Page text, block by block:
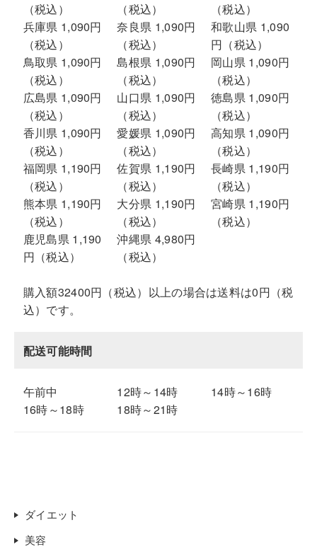
（税込）
（税込）
（税込）
兵庫県 1,090円
（税込）
奈良県 1,090円
（税込）
和歌山県 1,090
円（税込）
鳥取県 1,090円
（税込）
島根県 1,090円
（税込）
岡山県 1,090円
（税込）
広島県 1,090円
（税込）
山口県 1,090円
（税込）
徳島県 1,090円
（税込）
香川県 1,090円
（税込）
愛媛県 1,090円
（税込）
高知県 1,090円
（税込）
福岡県 1,190円
（税込）
佐賀県 1,190円
（税込）
長崎県 1,190円
（税込）
熊本県 1,190円
（税込）
大分県 1,190円
（税込）
宮崎県 1,190円
（税込）
鹿児島県 1,190
円（税込）
沖縄県 4,980円
（税込）
購入額32400円（税込）以上の場合は送料は0円（税
込）です。
配送可能時間
午前中 12時～14時
14時～16時
16時～18時
18時～21時
ダイエット
美容